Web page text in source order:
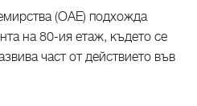
(ОАЕ) подхожда
на 80-ия етаж, където се
част от действието във